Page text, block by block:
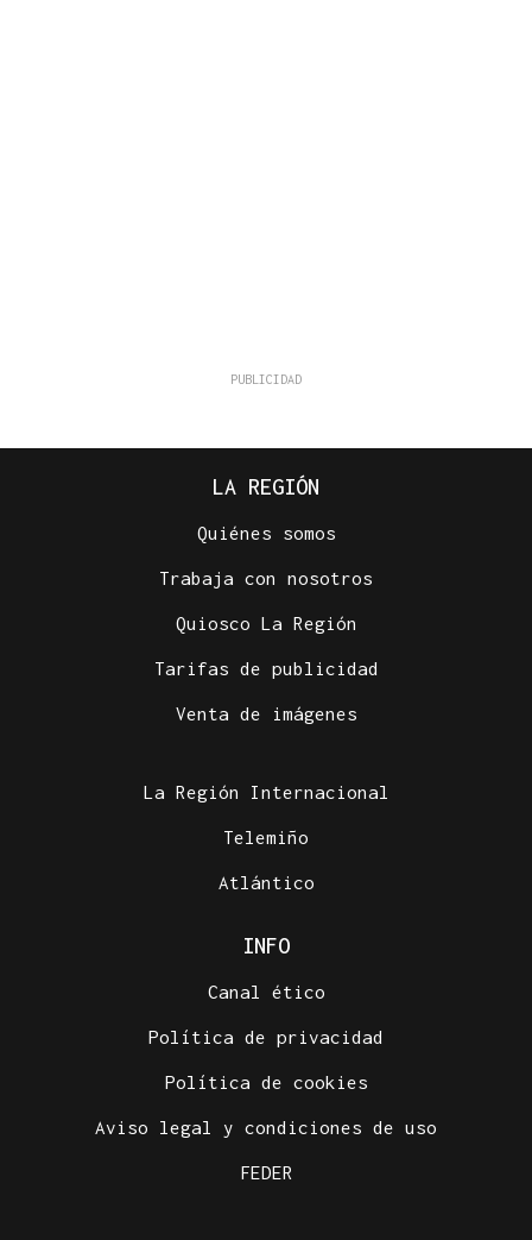
LA REGIÓN
Quiénes somos
Trabaja con nosotros
Quiosco La Región
Tarifas de publicidad
Venta de imágenes
La Región Internacional
Telemiño
Atlántico
INFO
Canal ético
Política de privacidad
Política de cookies
Aviso legal y condiciones de uso
FEDER